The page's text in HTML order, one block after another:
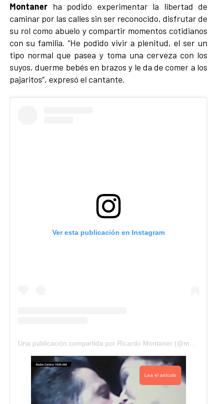
Montaner ha podido experimentar la libertad de
caminar por las calles sin ser reconocido, disfrutar de
su rol como abuelo y compartir momentos cotidianos
con su familia. “He podido vivir a plenitud, el ser un
tipo normal que pasea y toma una cerveza con los
suyos, duerme bebés en brazos y le da de comer a los
pajaritos”, expresó el cantante.
Ver esta publicación en Instagram
Lea el artículo